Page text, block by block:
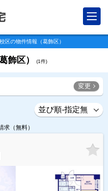
区の物件情報（葛飾区）
飾区） (1件)
変更
（無料）